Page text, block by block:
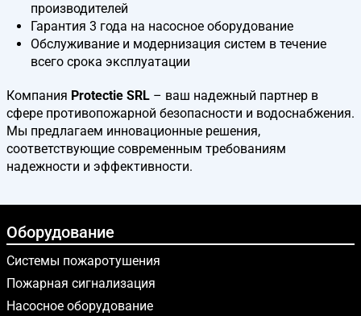
производителей
Гарантия 3 года на насосное оборудование
Обслуживание и модернизация систем в течение
всего срока эксплуатации
Компания Protectie SRL – ваш надежный партнер в
сфере противопожарной безопасности и водоснабжения.
Мы предлагаем инновационные решения,
соответствующие современным требованиям
надежности и эффективности.
Оборудование
Системы пожаротушения
Пожарная сигнализация
Насосное оборудование